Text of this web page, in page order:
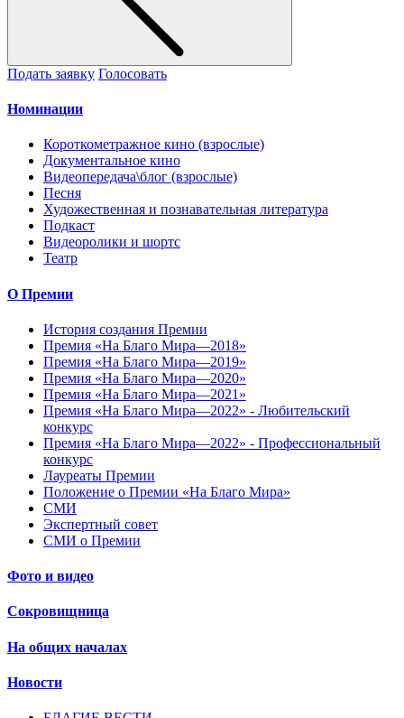
Подать заявку Голосовать
Номинации
Короткометражное кино (взрослые)
Документальное кино
Видеопередача\блог (взрослые)
Песня
Художественная и познавательная литература
Подкаст
Видеоролики и шортс
Театр
О Премии
История создания Премии
Премия «На Благо Мира—2018»
Премия «На Благо Мира—2019»
Премия «На Благо Мира—2020»
Премия «На Благо Мира—2021»
Премия «На Благо Мира—2022» - Любительский
конкурс
Премия «На Благо Мира—2022» - Профессиональный
конкурс
Лауреаты Премии
Положение о Премии «На Благо Мира»
СМИ
Экспертный совет
СМИ о Премии
Фото и видео
Сокровищница
На общих началах
Новости